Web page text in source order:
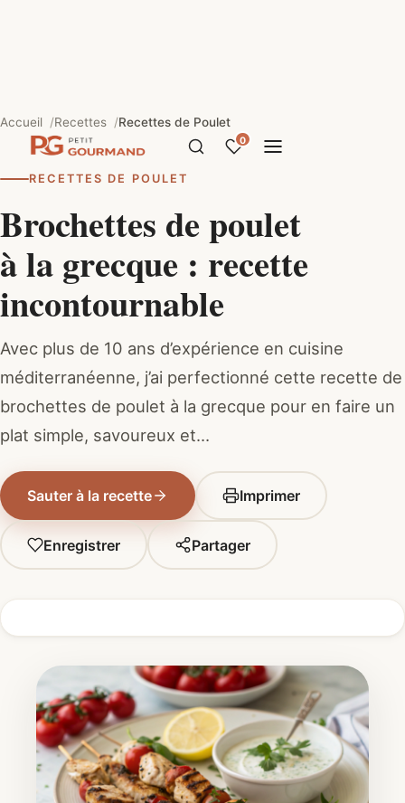
0
Accueil Recettes Recettes de Poulet
RECETTES DE POULET
Brochettes de poulet
à la grecque : recette
incontournable
Avec plus de 10 ans d’expérience en cuisine
méditerranéenne, j’ai perfectionné cette recette de
brochettes de poulet à la grecque pour en faire un
plat simple, savoureux et…
Sauter à la recette Imprimer
Enregistrer Partager